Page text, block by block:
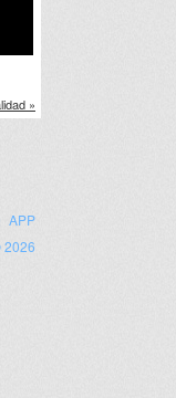
»
APP
2026